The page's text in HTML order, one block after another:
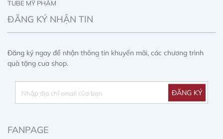
TUBE MỸ PHẨM
IN ẤN CHAI LỌ
ĐĂNG KÝ NHẬN TIN
Đăng ký ngay để nhận thông tin khuyến mãi, các chương trình
quà tặng cua shop.
FANPAGE